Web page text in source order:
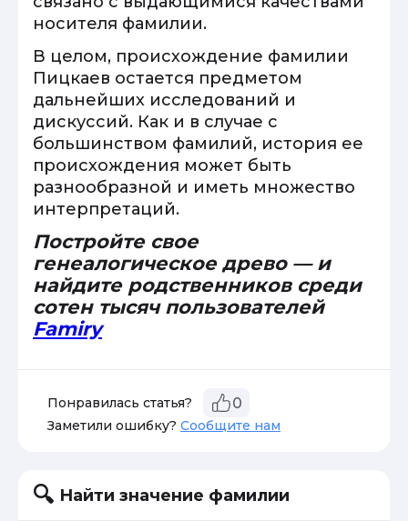
носителя фамилии.
В целом, происхождение фамилии
Пицкаев остается предметом
дальнейших исследований и
дискуссий. Как и в случае с
большинством фамилий, история ее
происхождения может быть
разнообразной и иметь множество
интерпретаций.
Постройте свое
генеалогическое древо — и
найдите родственников среди
сотен тысяч пользователей
Famiry
Понравилась статья? 0
Заметили ошибку? Сообщите нам
Найти значение фамилии